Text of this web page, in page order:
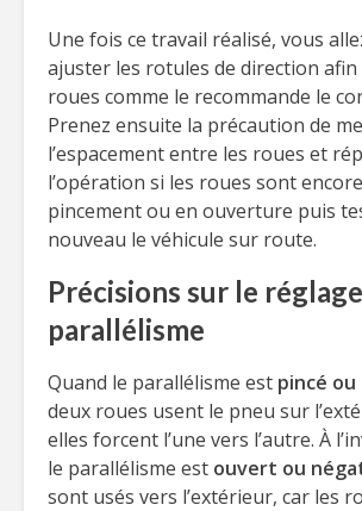
Une fois ce travail réalisé, vous
ajuster les rotules de direction afin
roues comme le recommande le
Prenez ensuite la précaution de
l’espacement entre les roues et
l’opération si les roues sont
pincement ou en ouverture puis
nouveau le véhicule sur route.
Précisions sur le
parallélisme
Quand le parallélisme est pincé
deux roues usent le pneu sur
elles forcent l’une vers l’autre. À
le parallélisme est ouvert ou
sont usés vers l’extérieur, car les